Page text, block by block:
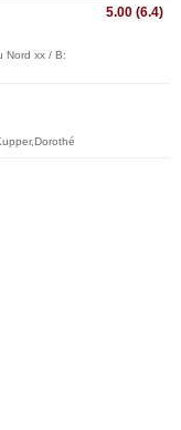
5.00 (6.4)
Nord xx / B: